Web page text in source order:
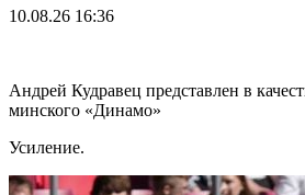
10.08.26 16:36
Андрей Кудравец представлен в
минского «Динамо»
Усиление.